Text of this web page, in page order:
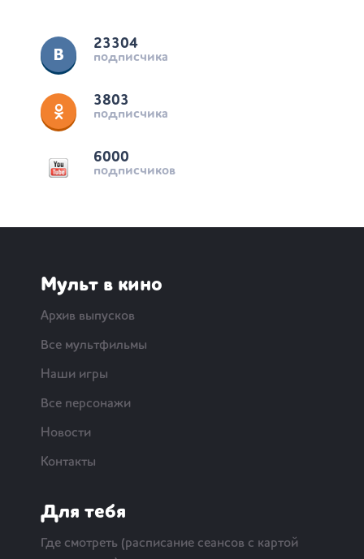
23304
подписчика
3803
подписчика
6000
подписчиков
Мульт в кино
Архив выпусков
Все мультфильмы
Наши игры
Все персонажи
Новости
Контакты
Для тебя
Где смотреть (расписание сеансов с картой